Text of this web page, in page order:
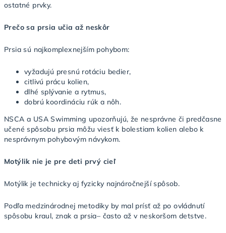
ostatné prvky.
Prečo sa prsia učia až neskôr
Prsia sú najkomplexnejším pohybom:
vyžadujú presnú rotáciu bedier,
citlivú prácu kolien,
dlhé splývanie a rytmus,
dobrú koordináciu rúk a nôh.
NSCA a USA Swimming upozorňujú, že nesprávne či predčasne
učené spôsobu prsia môžu viesť k bolestiam kolien alebo k
nesprávnym pohybovým návykom.
Motýlik nie je pre deti prvý cieľ
Motýlik je technicky aj fyzicky najnáročnejší spôsob.
Podľa medzinárodnej metodiky by mal prísť až po ovládnutí
spôsobu kraul, znak a prsia– často až v neskoršom detstve.